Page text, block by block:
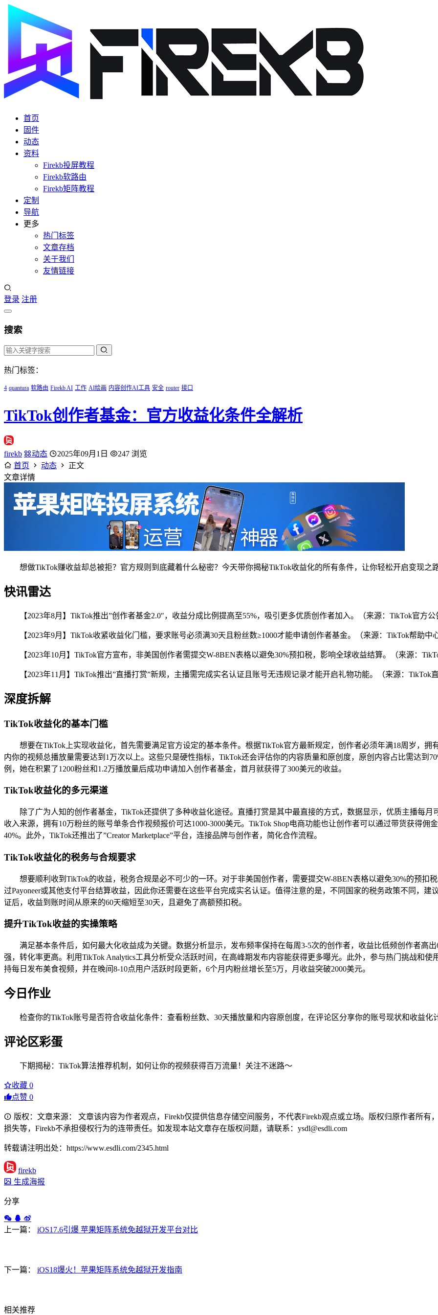
首页
固件
动态
资料
Firekb投屏教程
Firekb软路由
Firekb矩阵教程
定制
导航
更多
热门标签
文章存档
关于我们
友情链接
登录 注册
搜索
热门标签：
4 quantura 软路由 Firekb AI 工作 AI绘画 内容创作AI工具 安全 router 接口
TikTok创作者基金：官方收益化条件全解析
firekb 动态 2025年09月1日
247 浏览
首页
动态
正文
文章详情
想做TikTok赚收益却总被拒？官方规则到底藏着什么秘密？今天带你揭秘TikTok收益化的所有条件，让你轻松开启变现之路
快讯雷达
【2023年8月】TikTok推出”创作者基金2.0″，收益分成比例提高至55%，吸引更多优质创作者加入。（来源：TikTok官方公
【2023年9月】TikTok收紧收益化门槛，要求账号必须满30天且粉丝数≥1000才能申请创作者基金。（来源：TikTok帮助中心
【2023年10月】TikTok官方宣布，非美国创作者需提交W-8BEN表格以避免30%预扣税，影响全球收益结算。（来源：
【2023年11月】TikTok推出”直播打赏”新规，主播需完成实名认证且账号无违规记录才能开启礼物功能。（来源：TikTok
深度拆解
TikTok收益化的基本门槛
想要在TikTok上实现收益化，首先需要满足官方设定的基本条件。根据TikTok官方最新规定，创作者必须年满18周岁，拥
内你的视频总播放量需要达到1万次以上。这些只是硬性指标，TikTok还会评估你的内容质量和原创度，原创内容占比需达到
例，她在积累了1200粉丝和1.2万播放量后成功申请加入创作者基金，首月就获得了300美元的收益。
TikTok收益化的多元渠道
除了广为人知的创作者基金，TikTok还提供了多种收益化途径。直播打赏是其中最直接的方式，数据显示，优质主播每月
收入来源，拥有10万粉丝的账号单条合作视频报价可达1000-3000美元。TikTok Shop电商功能也让创作者可以通过带货获得佣
40%。此外，TikTok还推出了”Creator Marketplace”平台，连接品牌与创作者，简化合作流程。
TikTok收益化的税务与合规要求
想要顺利收到TikTok的收益，税务合规是必不可少的一环。对于非美国创作者，需要提交W-8BEN表格以避免30%的预扣
过Payoneer或其他支付平台结算收益，因此你还需要在这些平台完成实名认证。值得注意的是，不同国家的税务政策不同，建
证后，收益到账时间从原来的60天缩短至30天，且避免了高额预扣税。
提升TikTok收益的实操策略
满足基本条件后，如何最大化收益成为关键。数据分析显示，发布频率保持在每周3-5次的创作者，收益比低频创作者高
强，转化率更高。利用TikTok Analytics工具分析受众活跃时间，在高峰期发布内容能获得更多曝光。此外，参与热门挑战和使
持每日发布美食视频，并在晚间8-10点用户活跃时段更新，6个月内粉丝增长至5万，月收益突破2000美元。
今日作业
检查你的TikTok账号是否符合收益化条件：查看粉丝数、30天播放量和内容原创度，在评论区分享你的账号现状和收益化
评论区彩蛋
下期揭秘：TikTok算法推荐机制，如何让你的视频获得百万流量！关注不迷路～
收藏 0
点赞 0
版权：文章来源： 文章该内容为作者观点，Firekb仅提供信息存储空间服务，不代表Firekb观点或立场。版权归原作者所有
损失等，Firekb不承担侵权行为的连带责任。如发现本站文章存在版权问题，请联系：ysdl@esdli.com
转载请注明出处：https://www.esdli.com/2345.html
firekb
生成海报
分享
上一篇： iOS17.6引爆 苹果矩阵系统免越狱开发平台对比
下一篇： iOS18爆火！苹果矩阵系统免越狱开发指南
相关推荐